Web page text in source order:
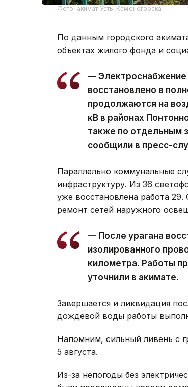
Фото: акимат Усть-Каменогорска
По данным городского
объектах жилого фонда и
— Электроснабжение
восстановлено в
продолжаются на
кВ в районах
также по отдельным
сообщили в пресс-
Параллельно коммунальные
инфраструктуру. Из 36
уже восстановлена работа
ремонт сетей наружного
— После урагана
изолированного
километра. Работы
уточнили в акимате.
Завершается и ликвидация
дождевой воды работы
Напомним, сильный ливень с
5 августа.
Из-за непогоды без